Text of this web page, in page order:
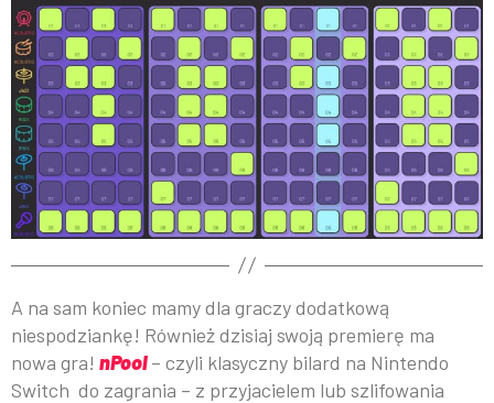
A na sam koniec mamy dla graczy dodatkową
niespodziankę! Również dzisiaj swoją premierę ma
nowa gra! nPool – czyli klasyczny bilard na Nintendo
Switch do zagrania – z przyjacielem lub szlifowania